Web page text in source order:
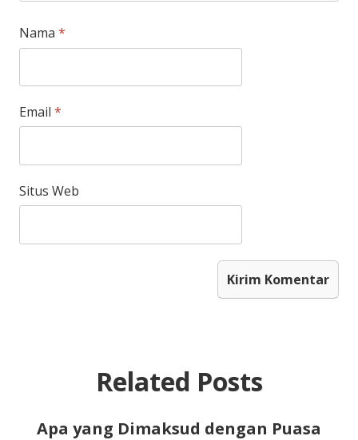
Nama *
Email *
Situs Web
Related Posts
Apa yang Dimaksud dengan Puasa